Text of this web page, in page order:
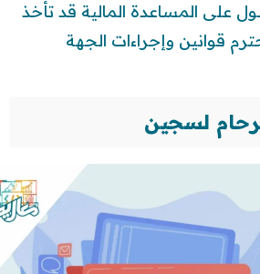
على المساعدة المالية قد تأخذ
قوانين وإجراءات الجهة
لسجين